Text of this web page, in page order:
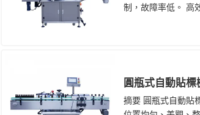
制，故障率低。 高
圓瓶式自動貼標
摘要 圓瓶式自動貼